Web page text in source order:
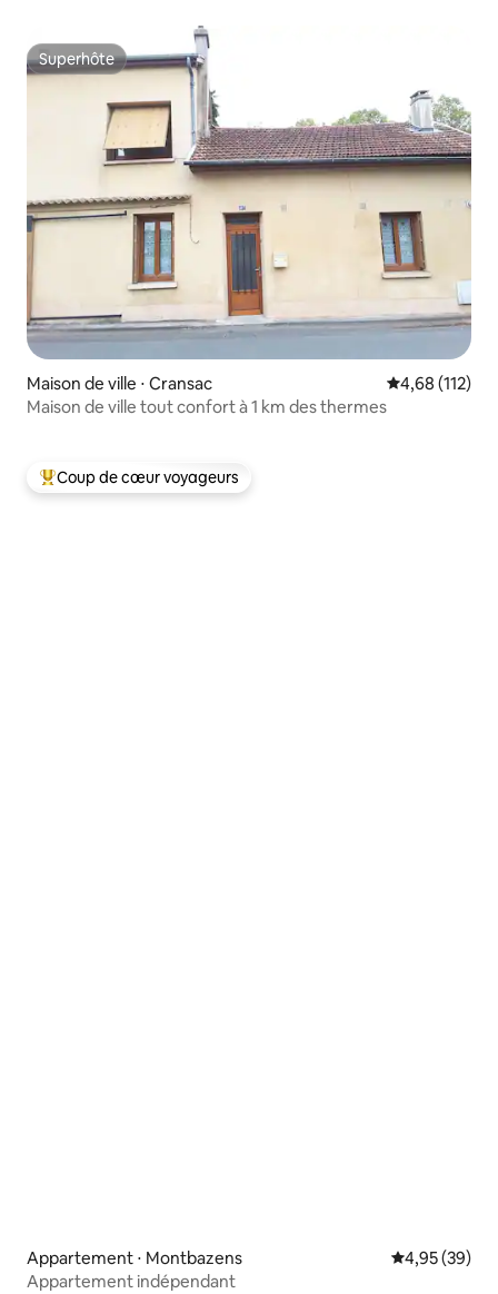
Superhôte
Superhôte
Maison de ville ⋅ Cransac Évaluation
4,68 (112)
Maison de ville tout confort à 1 km des thermes
Coups de cœur voyageurs les plus appréciés
Coup de cœur voyageurs
Appartement ⋅ Montbazens Évaluation
4,95 (39)
Appartement indépendant